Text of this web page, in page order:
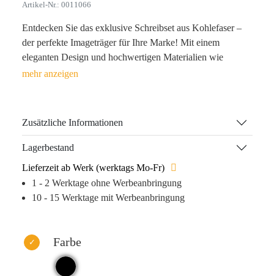
Artikel-Nr.: 0011066
Entdecken Sie das exklusive Schreibset aus Kohlefaser –
der perfekte Imageträger für Ihre Marke! Mit einem
eleganten Design und hochwertigen Materialien wie
Kohlefaser und Metall zieht dieses Set alle Blicke auf sich.
Die handliche Größe und das geringe Gewicht machen es
zum idealen Begleiter im Büro und unterwegs. Indem Sie
Ihren Geschäftspartnern dieses exklusive Set schenken,
fördern Sie nicht nur deren Alltag, sondern stärken auch
Warum dieses Produkt Ihre Marke stärkt:
– Hochwertige Materialien für langfristige Nutzung.
Zusätzliche Informationen
Lagerbestand
Lieferzeit ab Werk (werktags Mo-Fr)
1 - 2 Werktage ohne Werbeanbringung
10 - 15 Werktage mit Werbeanbringung
Farbe